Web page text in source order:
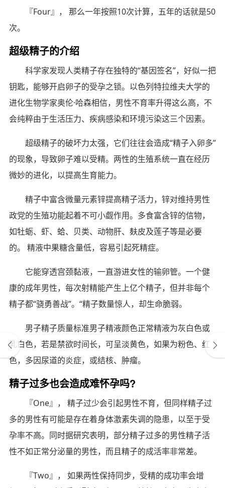
『Four』， 那么一年按照10次计算，五年的话就是50
次。
超级精子的介绍
科学家发现人类精子存在独特的“基因签名”，好似一把
钥匙，能够开启卵子的受孕之锁。以色列特拉维夫大学的
进化生物学家奥伦·哈森相信，男性不育率升得这么高，不
会纯粹由于生活压力、疾病感染和环境污染这三个因素。
超级精子的破坏力太强，它们往往会造成“精子入卵多”
的现象，导致卵子难以受精。两性的生殖系统一直在经历
微妙的进化，以提高生育能力。
精子中富含微量元素锌提高精子活力，锌对维持男性
政党的生殖功能起着不可小觑作用。多食富含锌的信物，
如牡蛎、虾、蛤、贝类、动物肝、麸皮及莲子等是必要
的。 精液中果糖含量低，容易引起死精症。
它能穿透宫颈黏液，一直游进女性的输卵管。一个健
康的成年男性，每次射精能产生上亿个精子，但并非每个
精子都“骁勇善战”。“精子数量惊人，却生命脆弱。
男子精子质量标准男子精液颜色正常精液为灰白色或
乳白色，若是禁欲时间长，可呈淡黄色，如果为粉色、红
色，多因尿道的炎症，或结核、肿瘤。
精子过多也会造成难怀孕吗?
『One』， 精子过少会引起男性不育，但同样精子过
多的男性有可能是存在着身体激素失调的隐患，以至于受
孕率不高。同时据研究表明，部分精子过多的男性精子活
性不如正常分泌量的男性，而且精子的成活率非常差。
『Two』， 如果两性保持同步，受精的成功率会增